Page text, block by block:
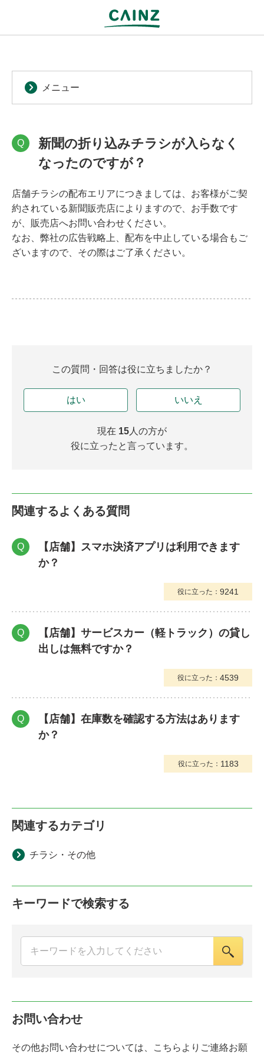
メニュー
Q
新聞の折り込みチラシが入らなく
なったのですが？
店舗チラシの配布エリアにつきましては、お客様がご契
約されている新聞販売店によりますので、お手数です
が、販売店へお問い合わせください。
なお、弊社の広告戦略上、配布を中止している場合もご
ざいますので、その際はご了承ください。
この質問・回答は役に立ちましたか？
はい いいえ
現在 15 人の方が
役に立ったと言っています。
関連するよくある質問
Q
【店舗】スマホ決済アプリは利用できます
か？
役に立った： 9241
Q
【店舗】サービスカー（軽トラック）の貸し
出しは無料ですか？
役に立った： 4539
Q
【店舗】在庫数を確認する方法はあります
か？
役に立った： 1183
関連するカテゴリ
チラシ・その他
キーワードで検索する
お問い合わせ
その他お問い合わせについては、こちらよりご連絡お願